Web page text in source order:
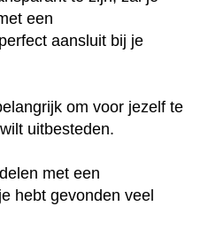
een
aansluit bij je
om voor jezelf te
uitbesteden.
met een
hebt gevonden veel